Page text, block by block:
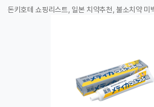
돈키호테 쇼핑리스트, 일본 치약추천, 불소치약 미